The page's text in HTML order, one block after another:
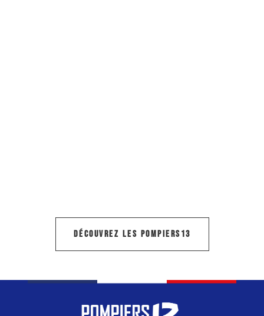
DÉCOUVREZ LES POMPIERS13